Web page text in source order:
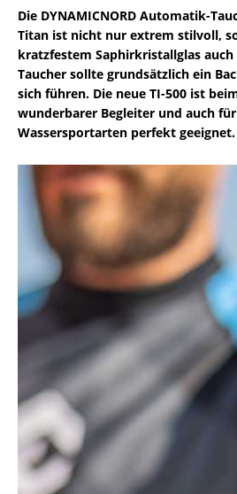
Die DYNAMICNORD Automatik-
Titan ist nicht nur extrem stilvoll,
kratzfestem Saphirkristallglas
Taucher sollte grundsätzlich ein
sich führen. Die neue TI-500 ist
wunderbarer Begleiter und auch
Wassersportarten perfekt geeignet.